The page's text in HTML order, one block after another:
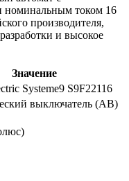
номинальным током 16
производителя,
и высокое
Значение
Systeme9 S9F22116
выключатель (АВ)